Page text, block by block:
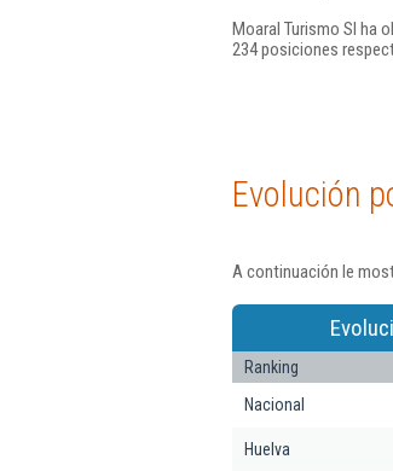
Moaral Turismo Sl ha
234 posiciones
Evolución
A continuación le
Ranking
Nacional
Huelva